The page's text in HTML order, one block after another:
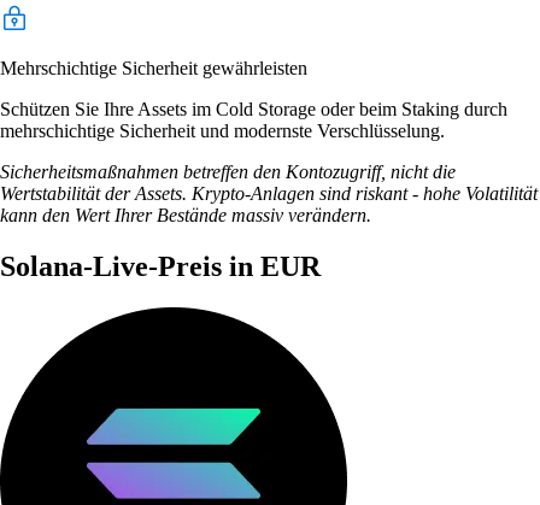
Mehrschichtige Sicherheit gewährleisten
Schützen Sie Ihre Assets im Cold Storage oder beim Staking durch
mehrschichtige Sicherheit und modernste Verschlüsselung.
Sicherheitsmaßnahmen betreffen den Kontozugriff, nicht die
Wertstabilität der Assets. Krypto-Anlagen sind riskant - hohe Volatilität
kann den Wert Ihrer Bestände massiv verändern.
Solana-Live-Preis in EUR